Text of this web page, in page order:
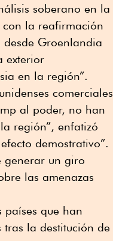
soberano en la
con la reafirmación
Groenlandia
exterior
en la región”.
comerciales
al poder, no han
región”, enfatizó
demostrativo”.
generar un giro
las amenazas
países que han
tras la destitución de